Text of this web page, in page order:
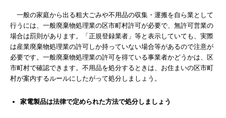
一般の家庭から出る粗大ごみや不用品の収集・運搬を自ら業として
行うには、一般廃棄物処理業の区市町村許可が必要で、無許可営業の
場合は罰則があります。「正規登録業者」等と表示していても、実際
は産業廃棄物処理業の許可しか持っていない場合等があるので注意が
必要です。一般廃棄物処理業の許可を得ている事業者かどうかは、区
市町村で確認できます。不用品を処分するときは、お住まいの区市町
村が案内するルールにしたがって処分しましょう。
家電製品は法律で定められた方法で処分しましょう